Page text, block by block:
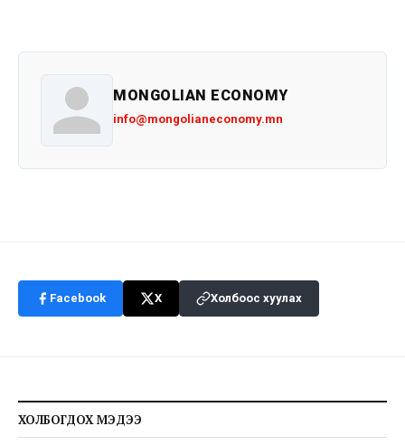
MONGOLIAN ECONOMY
info@mongolianeconomy.mn
Facebook X Холбоос хуулах
ХОЛБОГДОХ МЭДЭЭ